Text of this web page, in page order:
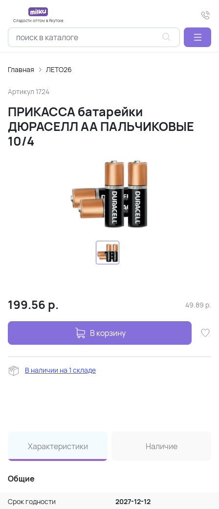
Сладости оптом в Якутске
Главная ЛЕТО26
Артикул 1724
ПРИКАССА батарейки
ДЮРАСЕЛЛ АА ПАЛЬЧИКОВЫЕ
10/4
199.56 р. 49.89 р.
В корзину
В наличии на 1 складе
Характеристики Наличие
Общие
Срок годности
2027-12-12